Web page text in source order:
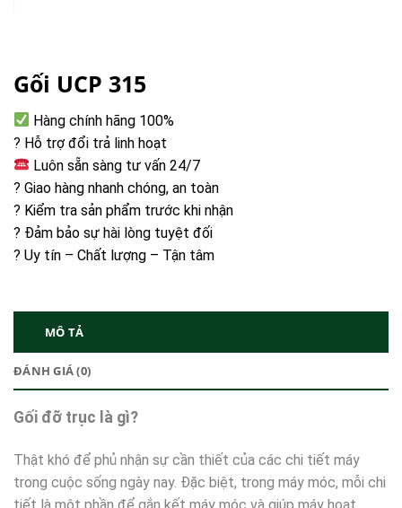
Gối UCP 315
Hàng chính hãng 100%
? Hỗ trợ đổi trả linh hoạt
Luôn sẵn sàng tư vấn 24/7
? Giao hàng nhanh chóng, an toàn
? Kiểm tra sản phẩm trước khi nhận
? Đảm bảo sự hài lòng tuyệt đối
? Uy tín – Chất lượng – Tận tâm
MÔ TẢ
ĐÁNH GIÁ (0)
Gối đỡ trục là gì?
Thật khó để phủ nhận sự cần thiết của các chi tiết máy
trong cuộc sống ngày nay. Đặc biệt, trong máy móc, mỗi chi